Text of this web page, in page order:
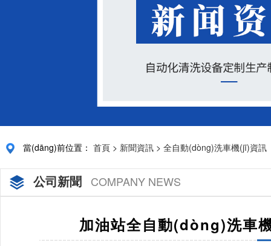
當(dāng)前位置： 首頁 > 新聞資訊 > 全自動(dòng)洗車機(jī)資訊
公司新聞 COMPANY NEWS
加油站全自動(dòng)洗車